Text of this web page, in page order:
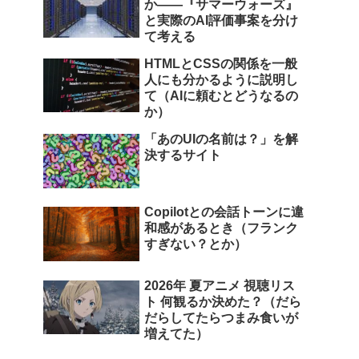
か――『サマーウォーズ』
と実際のAI評価事案を分け
て考える
HTMLとCSSの関係を一般
人にも分かるように説明し
て（AIに頼むとどうなるの
か）
「あのUIの名前は？」を解
決するサイト
Copilotとの会話トーンに違
和感があるとき（フランク
すぎない？とか）
2026年 夏アニメ 視聴リス
ト 何観るか決めた？（だら
だらしてたらつまみ食いが
増えてた）